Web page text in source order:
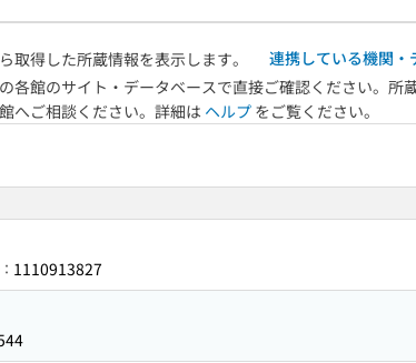
得した所蔵情報を表示します。
連携している機関
各館のサイト・データベースで直接ご確認ください。所
へご相談ください。詳細は ヘルプ をご覧ください。
1110913827